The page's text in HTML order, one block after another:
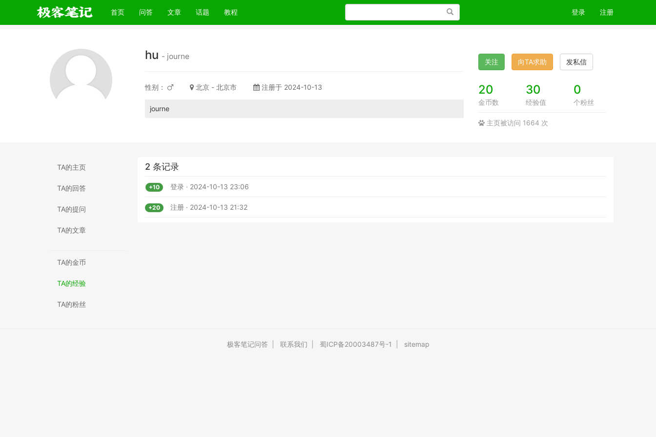
首页(current)
问答 文章 话题 教程 搜索 登录 注册
hu - journe
性别： 北京 - 北京市 注册于 2024-10-13
journe
关注 向TA求助 发私信
20
金币数
30
经验值
0
个粉丝
主页被访问 1664 次
TA的主页
TA的回答
TA的提问
TA的文章
TA的金币
TA的经验
TA的粉丝
2 条记录
+10 登录 · 2024-10-13 23:06
+20 注册 · 2024-10-13 21:32
极客笔记问答 联系我们 蜀ICP备20003487号-1 sitemap